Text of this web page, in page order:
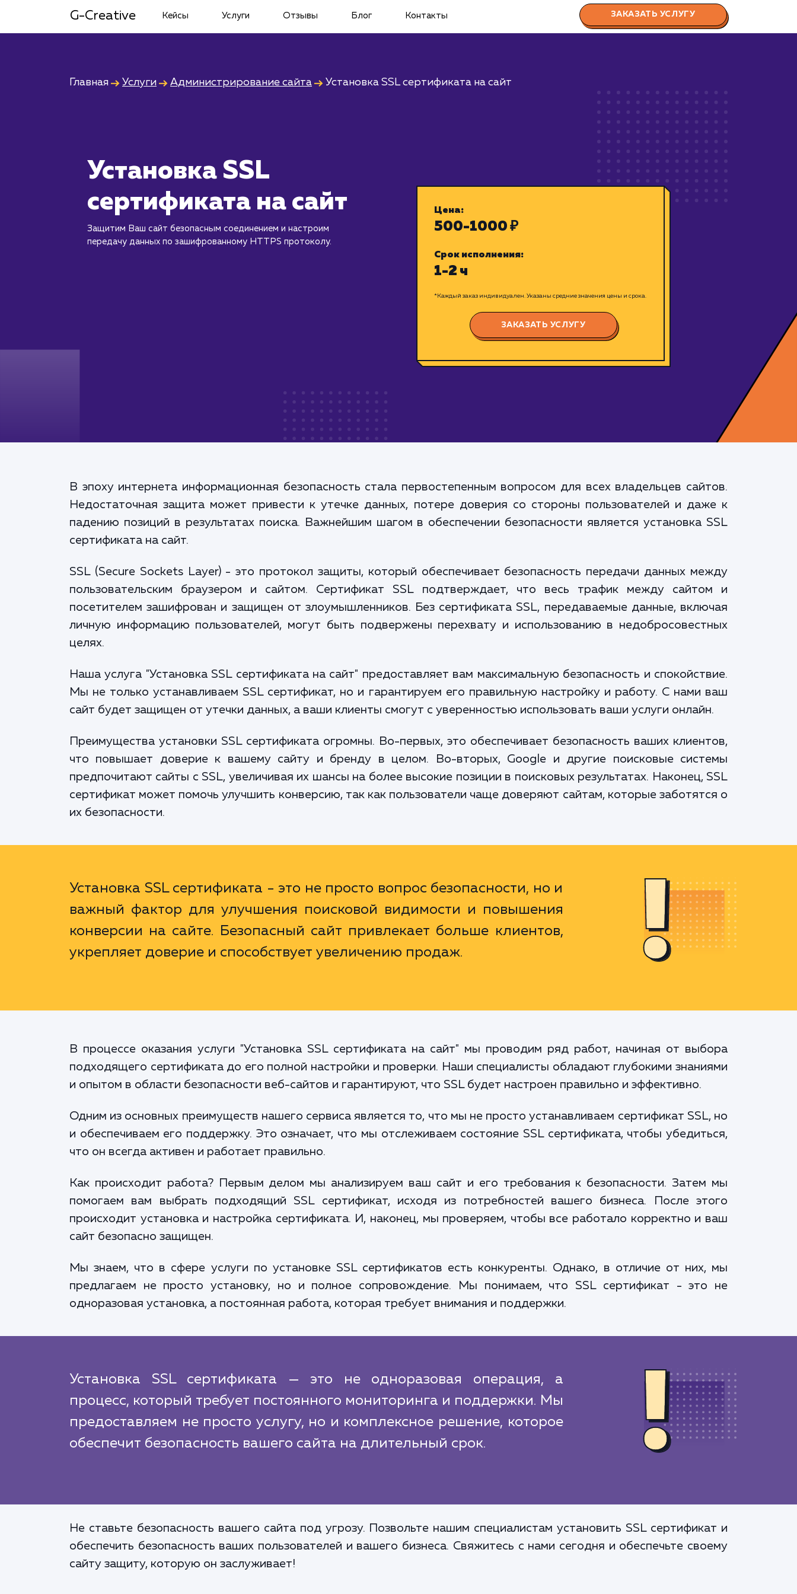
G-Creative Кейсы Услуги Отзывы Блог Контакты ЗАКАЗАТЬ УСЛУГУ
Главная Услуги Администрирование сайта Установка SSL сертификата на сайт
Установка SSL
сертификата на сайт
Защитим Ваш сайт безопасным соединением и настроим
передачу данных по зашифрованному HTTPS протоколу.
Цена:
500-1000 ₽
Срок исполнения:
1-2 ч
*Каждый заказ индивидуален. Указаны средние значения цены и срока.
ЗАКАЗАТЬ УСЛУГУ
В эпоху интернета информационная безопасность стала первостепенным вопросом для всех владельцев сайтов.
Недостаточная защита может привести к утечке данных, потере доверия со стороны пользователей и даже к
падению позиций в результатах поиска. Важнейшим шагом в обеспечении безопасности является установка SSL
сертификата на сайт.
SSL (Secure Sockets Layer) - это протокол защиты, который обеспечивает безопасность передачи данных между
пользовательским браузером и сайтом. Сертификат SSL подтверждает, что весь трафик между сайтом и
посетителем зашифрован и защищен от злоумышленников. Без сертификата SSL, передаваемые данные, включая
личную информацию пользователей, могут быть подвержены перехвату и использованию в недобросовестных
целях.
Наша услуга "Установка SSL сертификата на сайт" предоставляет вам максимальную безопасность и спокойствие.
Мы не только устанавливаем SSL сертификат, но и гарантируем его правильную настройку и работу. С нами ваш
сайт будет защищен от утечки данных, а ваши клиенты смогут с уверенностью использовать ваши услуги онлайн.
Преимущества установки SSL сертификата огромны. Во-первых, это обеспечивает безопасность ваших клиентов,
что повышает доверие к вашему сайту и бренду в целом. Во-вторых, Google и другие поисковые системы
предпочитают сайты с SSL, увеличивая их шансы на более высокие позиции в поисковых результатах. Наконец, SSL
сертификат может помочь улучшить конверсию, так как пользователи чаще доверяют сайтам, которые заботятся о
их безопасности.
Установка SSL сертификата - это не просто вопрос безопасности, но и
важный фактор для улучшения поисковой видимости и повышения
конверсии на сайте. Безопасный сайт привлекает больше клиентов,
укрепляет доверие и способствует увеличению продаж.
В процессе оказания услуги "Установка SSL сертификата на сайт" мы проводим ряд работ, начиная от выбора
подходящего сертификата до его полной настройки и проверки. Наши специалисты обладают глубокими знаниями
и опытом в области безопасности веб-сайтов и гарантируют, что SSL будет настроен правильно и эффективно.
Одним из основных преимуществ нашего сервиса является то, что мы не просто устанавливаем сертификат SSL, но
и обеспечиваем его поддержку. Это означает, что мы отслеживаем состояние SSL сертификата, чтобы убедиться,
что он всегда активен и работает правильно.
Как происходит работа? Первым делом мы анализируем ваш сайт и его требования к безопасности. Затем мы
помогаем вам выбрать подходящий SSL сертификат, исходя из потребностей вашего бизнеса. После этого
происходит установка и настройка сертификата. И, наконец, мы проверяем, чтобы все работало корректно и ваш
сайт безопасно защищен.
Мы знаем, что в сфере услуги по установке SSL сертификатов есть конкуренты. Однако, в отличие от них, мы
предлагаем не просто установку, но и полное сопровождение. Мы понимаем, что SSL сертификат - это не
одноразовая установка, а постоянная работа, которая требует внимания и поддержки.
Установка SSL сертификата — это не одноразовая операция, а
процесс, который требует постоянного мониторинга и поддержки. Мы
предоставляем не просто услугу, но и комплексное решение, которое
обеспечит безопасность вашего сайта на длительный срок.
Не ставьте безопасность вашего сайта под угрозу. Позвольте нашим специалистам установить SSL сертификат и
обеспечить безопасность ваших пользователей и вашего бизнеса. Свяжитесь с нами сегодня и обеспечьте своему
сайту защиту, которую он заслуживает!